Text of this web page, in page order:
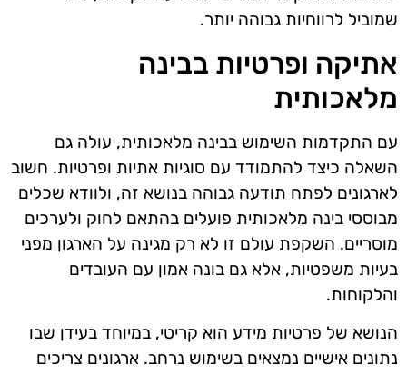
שמוביל לרווחיות גבוהה יותר.
אתיקה ופרטיות בבינה
מלאכותית
עם התקדמות השימוש בבינה מלאכותית, עולה גם
השאלה כיצד להתמודד עם סוגיות אתיות ופרטיות. חשוב
לארגונים לפתח תודעה גבוהה בנושא זה, ולוודא שכלים
מבוססי בינה מלאכותית פועלים בהתאם לחוק ולערכים
מוסריים. השקפת עולם זו לא רק מגינה על הארגון מפני
בעיות משפטיות, אלא גם בונה אמון עם העובדים
והלקוחות.
הנושא של פרטיות מידע הוא קריטי, במיוחד בעידן שבו
נתונים אישיים נמצאים בשימוש נרחב. ארגונים צריכים